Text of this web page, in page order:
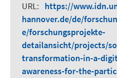
URL: https://
hannover.de/de/
e/forschungsprojekte-
detailansicht/projects/
transformation-in-a-
awareness-for-the-